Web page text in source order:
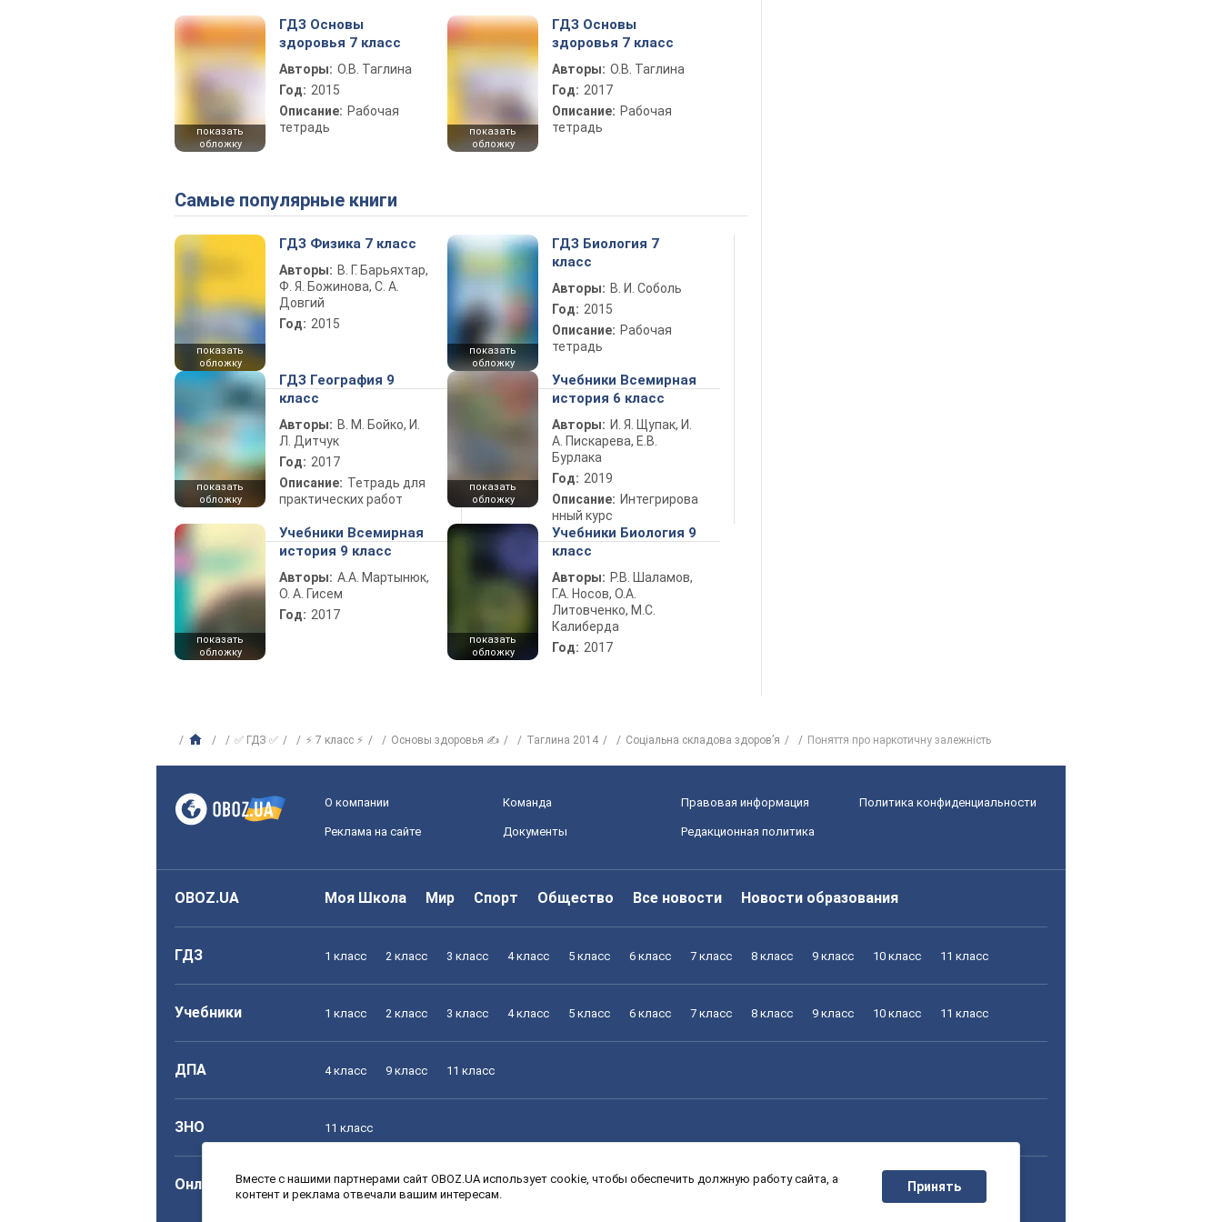
показать
обложку
ГДЗ Основы
здоровья 7 класс
Авторы: О.В. Таглина
Год: 2015
Описание: Рабочая
тетрадь
показать
обложку
ГДЗ Основы
здоровья 7 класс
Авторы: О.В. Таглина
Год: 2017
Описание: Рабочая
тетрадь
Самые популярные книги
показать
обложку
ГДЗ Физика 7 класс
Авторы: В. Г. Барьяхтар,
Ф. Я. Божинова, С. А.
Довгий
Год: 2015
показать
обложку
ГДЗ Биология 7
класс
Авторы: В. И. Соболь
Год: 2015
Описание: Рабочая
тетрадь
показать
обложку
ГДЗ География 9
класс
Авторы: В. М. Бойко, И.
Л. Дитчук
Год: 2017
Описание: Тетрадь для
практических работ
показать
обложку
Учебники Всемирная
история 6 класс
Авторы: И. Я. Щупак, И.
А. Пискарева, Е.В.
Бурлака
Год: 2019
Описание: Интегрирова
нный курс
показать
обложку
Учебники Всемирная
история 9 класс
Авторы: А.А. Мартынюк,
О. А. Гисем
Год: 2017
показать
обложку
Учебники Биология 9
класс
Авторы: Р.В. Шаламов,
Г.А. Носов, О.А.
Литовченко, М.С.
Калиберда
Год: 2017
✅ ГДЗ ✅ ⚡ 7 класс ⚡ Основы здоровья ✍ Таглина 2014 Соціальна складова здоров’я Поняття про наркотичну залежність
О компании Команда Правовая информация Политика конфиденциальности
Реклама на сайте Документы Редакционная политика
OBOZ.UA Моя Школа Мир Спорт Общество Все новости Новости образования
ГДЗ 1 класс 2 класс 3 класс 4 класс 5 класс 6 класс 7 класс 8 класс 9 класс 10 класс 11 класс
Учебники 1 класс 2 класс 3 класс 4 класс 5 класс 6 класс 7 класс 8 класс 9 класс 10 класс 11 класс
ДПА 4 класс 9 класс 11 класс
ЗНО 11 класс
Онлайн уроки 1 класс 2 класс 3 класс 4 класс 5 класс 6 класс 7 класс 8 класс 9 класс 10 класс 11 класс
Вместе с нашими партнерами сайт OBOZ.UA использует cookie, чтобы обеспечить должную работу сайта, а
контент и реклама отвечали вашим интересам.
Принять